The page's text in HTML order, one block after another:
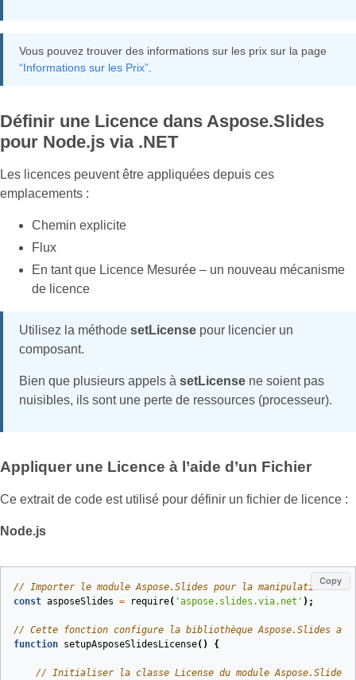
Vous pouvez trouver des informations sur les prix sur la page
“Informations sur les Prix”
Définir une Licence dans Aspose.Slides
pour Node.js via .NET
Les licences peuvent être appliquées depuis ces
emplacements :
Chemin explicite
Flux
En tant que Licence Mesurée – un nouveau mécanisme
de licence
Utilisez la méthode setLicense pour licencier un
composant.
Bien que plusieurs appels à setLicense ne soient pas
nuisibles, ils sont une perte de ressources (processeur).
Appliquer une Licence à l’aide d’un Fichier
Ce extrait de code est utilisé pour définir un fichier de licence :
Node.js
Copy
// Importer le module Aspose.Slides pour la manipulation de
const asposeSlides = require( 'aspose.slides.via.net' );
// Cette fonction configure la bibliothèque Aspose.Slides
function setupAsposeSlidesLicense( ) {
// Initialiser la classe License du module Aspose.Slides